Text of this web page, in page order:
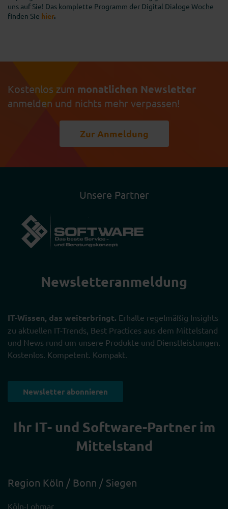
uns auf Sie! Das komplette Programm der Digital Dialoge Woche
finden Sie hier.
Kostenlos zum monatlichen Newsletter
anmelden und nichts mehr verpassen!
Zur Anmeldung
Unsere Partner
Newsletter­anmeldung
IT-Wissen, das weiterbringt. Erhalte regelmäßig Insights
zu aktuellen IT-Trends, Best Practices aus dem Mittelstand
und News rund um unsere Produkte und Dienstleistungen.
Kostenlos. Kompetent. Kompakt.
Newsletter abonnieren
Ihr IT- und Software-Partner im
Mittelstand
Region Köln / Bonn / Siegen
Köln-Lohmar